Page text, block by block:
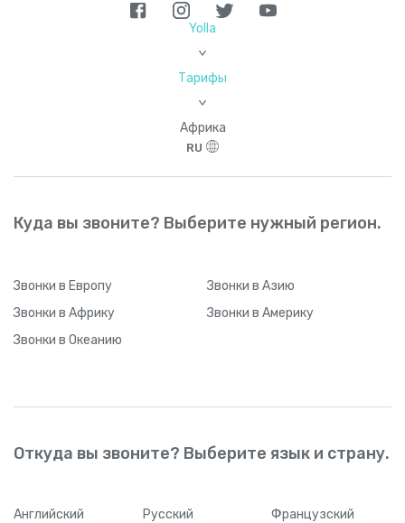
Yolla
>
Тарифы
>
Африка
RU
Куда вы звоните? Выберите нужный регион.
Звонки в Европу Звонки в Азию
Звонки в Африку Звонки в Америку
Звонки в Океанию
Откуда вы звоните? Выберите язык и страну.
Английский Русский Французский